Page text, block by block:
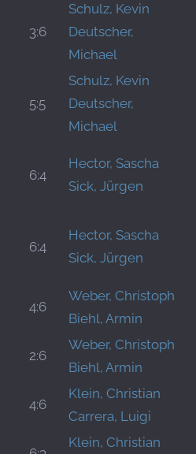
3:6
Schulz, Kevin
Deutscher,
Michael
5:5
Schulz, Kevin
Deutscher,
Michael
6:4
Hector, Sascha
Sick, Jürgen
6:4
Hector, Sascha
Sick, Jürgen
4:6
Weber, Christoph
Biehl, Armin
2:6
Weber, Christoph
Biehl, Armin
4:6
Klein, Christian
Carrera, Luigi
Klein, Christian